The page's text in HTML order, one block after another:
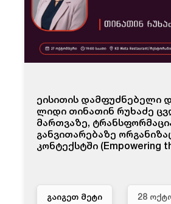
ეისითის დამფუძნებელი
ლიდი თინათინ რუხაძე
მართვაზე,
განვითარებაზე
კონტექსტში (Empowering
ᲒᲐᲘᲒᲔᲗ ᲛᲔᲢᲘ 28